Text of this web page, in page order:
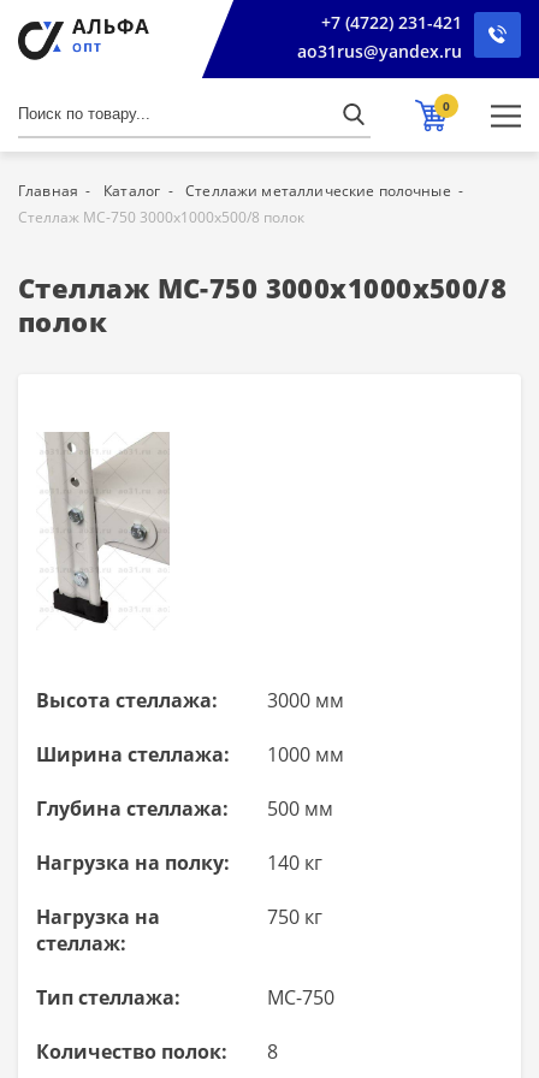
+7 (4722) 231-421
ao31rus@yandex.ru
0
Главная Каталог
Стеллажи металлические полочные
Стеллаж МС-750 3000х1000х500/8 полок
Стеллаж МС-750 3000х1000х500/8
полок
Высота стеллажа: 3000 мм
Ширина стеллажа: 1000 мм
Глубина стеллажа: 500 мм
Нагрузка на полку: 140 кг
Нагрузка на
стеллаж:
750 кг
Тип стеллажа: МС-750
Количество полок: 8